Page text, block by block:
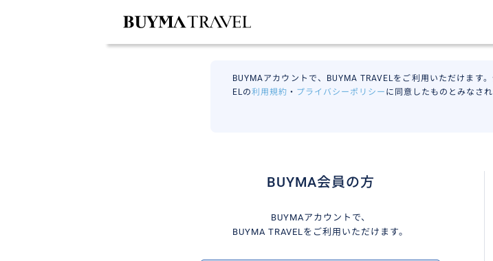
BUYMAアカウントで、BUYMA TRAVELをご利用いただけます
ELの利用規約 ・ プライバシーポリシー に同意したものとみなされ
BUYMA会員の方
BUYMAアカウントで、
BUYMA TRAVELをご利用いただけます。